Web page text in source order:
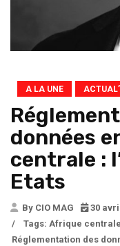
A LA UNE
données
centrale :
Etats
By CIO MAG
30
/
Tags: Afrique centrale
Réglementation des